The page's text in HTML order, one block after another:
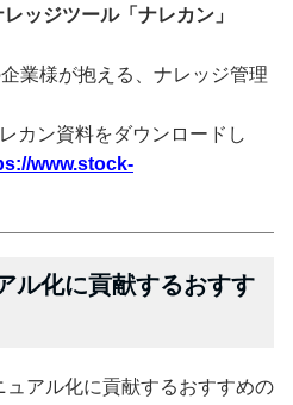
ッジツール「ナレカン」
業様が抱える、ナレッジ管理
カン資料をダウンロードし
www.stock-
ル化に貢献するおすす
アル化に貢献するおすすめの